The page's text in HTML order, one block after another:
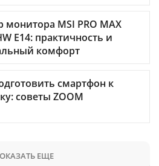
монитора MSI PRO MAX
E14: практичность и
комфорт
смартфон к
советы ZOOM
ЕЩЕ